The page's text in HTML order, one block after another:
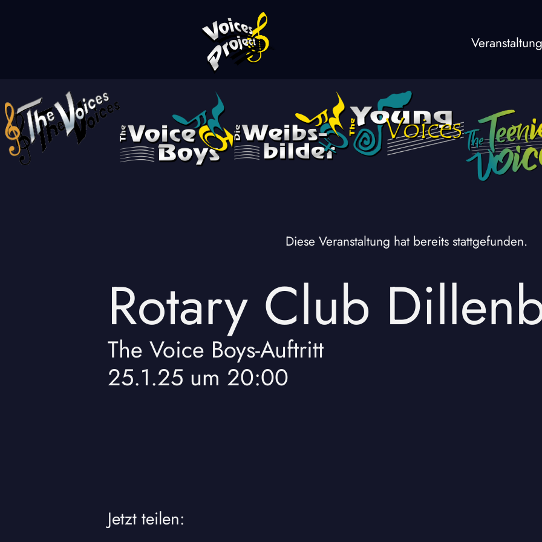
Diese Veranstaltung hat bereits stattgefunden.
Rotary Club
The Voice Boys-Auftritt
25.1.25 um 20:00
Jetzt teilen: